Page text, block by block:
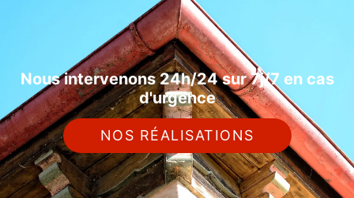
Nous intervenons 24h/24 sur 7j/7 en cas
d'urgence
NOS RÉALISATIONS